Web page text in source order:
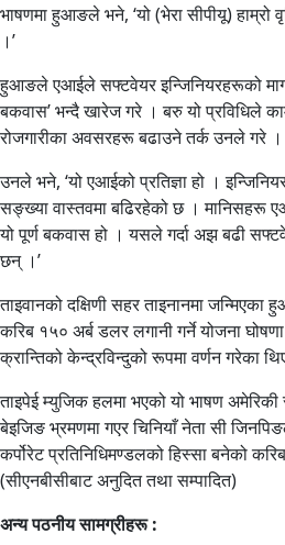
भाषणमा हुआङले भने, ‘यो (भेरा सीपीयू) हाम्रो
।’
हुआङले एआईले सफ्टवेयर इन्जिनियरहरूको माग
बकवास’ भन्दै खारेज गरे । बरु यो प्रविधिले
रोजगारीका अवसरहरू बढाउने तर्क उनले गरे ।
उनले भने, ‘यो एआईको प्रतिज्ञा हो ।
सङ्ख्या वास्तवमा बढिरहेको छ । मानिसहरू
यो पूर्ण बकवास हो । यसले गर्दा अझ बढी
छन् ।’
ताइवानको दक्षिणी सहर ताइनानमा जन्मिएका
करिब १५० अर्ब डलर लगानी गर्ने योजना
क्रान्तिको केन्द्रविन्दुको रूपमा वर्णन गरेका
ताइपेई म्युजिक हलमा भएको यो भाषण अमेरिकी
बेइजिङ भ्रमणमा गएर चिनियाँ नेता सी
कर्पोरेट प्रतिनिधिमण्डलको हिस्सा बनेको
(सीएनबीसीबाट अनुदित तथा सम्पादित)
अन्य पठनीय सामग्रीहरू :